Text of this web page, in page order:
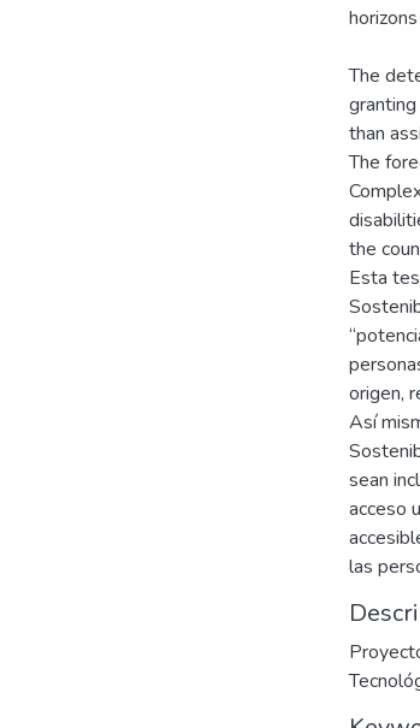
The
than
The
the
Esta
origen,
Así
sean
acceso
las